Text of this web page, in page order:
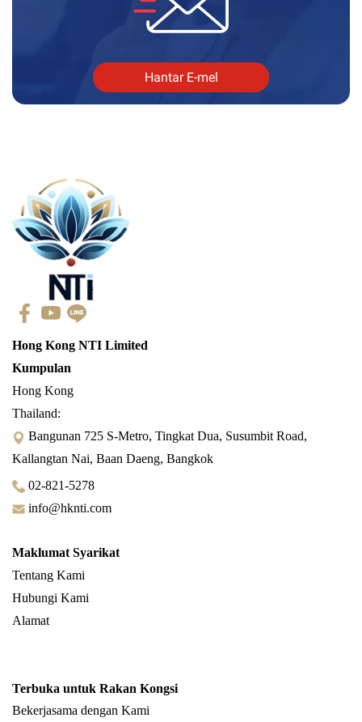
Hantar E-mel
Hong Kong NTI Limited
Kumpulan
Hong Kong
Thailand:
Bangunan 725 S-Metro, Tingkat Dua, Susumbit Road,
Kallangtan Nai, Baan Daeng, Bangkok
02-821-5278
info@hknti.com
Maklumat Syarikat
Tentang Kami
Hubungi Kami
Alamat
Terbuka untuk Rakan Kongsi
Bekerjasama dengan Kami